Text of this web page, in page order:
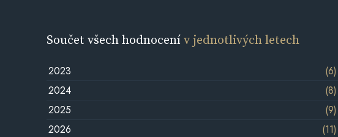
Součet všech hodnocenív jednotlivých letech
2023
(6)
2024
(8)
2025
(9)
2026
(11)